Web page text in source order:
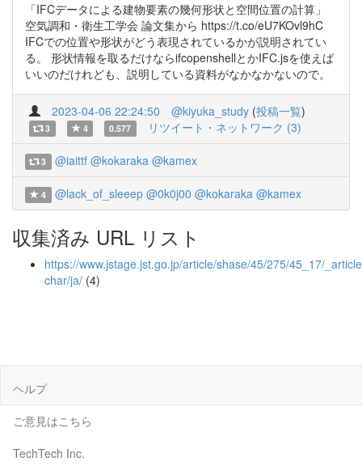
「IFCデータによる建物要素の幾何形状と空間位置の計算」
空気調和・衛生工学会 論文集から https://t.co/eU7KOvl9hC
IFCでの位置や形状がどう表現されているかが説明されてい
る。 形状情報を取るだけならifcopenshellとかIFC.jsを使えば
いいのだけれども、説明している資料がなかなかないので。
2023-04-06 22:24:50 @kiyuka_study (投稿一覧)
3 4 0.577 リツイート・ネットワーク (3)
3 @iaittf @kokaraka @kamex
4 @lack_of_sleeep @0k0j00 @kokaraka @kamex
収集済み URL リスト
https://www.jstage.jst.go.jp/article/shase/45/275/45_17/
char/ja/ (4)
ヘルプ
ご意見はこちら
TechTech Inc.